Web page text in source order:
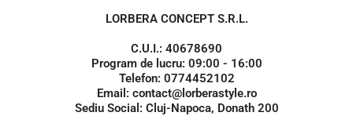
LORBERA CONCEPT S.R.L.
C.U.I.: 40678690
Program de lucru: 09:00 - 16:00
Telefon: 0774452102
Email: contact@lorberastyle.ro
Sediu Social: Cluj-Napoca, Donath 200